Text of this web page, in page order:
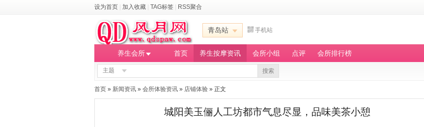
设为首页 加入收藏 TAG标签 RSS聚合
青岛站 手机站
养生会所 首页 养生按摩资讯 会所小组 点评 会所排行榜
主题 搜索
首页 » 新闻资讯 » 会所体验资讯 » 店铺体验 » 正文
城阳美玉俪人工坊都市气息尽显，品味美茶小憩